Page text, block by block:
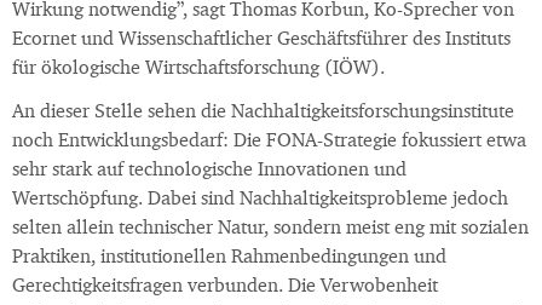
Wirkung notwendig”, sagt Thomas Korbun, Ko-Sprecher von
Ecornet und Wissenschaftlicher Geschäftsführer des Instituts
für ökologische Wirtschaftsforschung (IÖW).
An dieser Stelle sehen die Nachhaltigkeitsforschungsinstitute
noch Entwicklungsbedarf: Die FONA-Strategie fokussiert etwa
sehr stark auf technologische Innovationen und
Wertschöpfung. Dabei sind Nachhaltigkeitsprobleme jedoch
selten allein technischer Natur, sondern meist eng mit sozialen
Praktiken, institutionellen Rahmenbedingungen und
Gerechtigkeitsfragen verbunden. Die Verwobenheit